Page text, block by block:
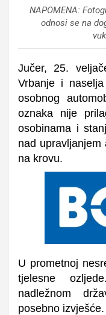
NAPOMENA:
odnosi se na
Jučer, 25.
Vrbanje i
osobnog
oznaka nije
osobinama i
nad
na krovu.
U prometnoj
tjelesne
nadležnom
posebno izvješće.